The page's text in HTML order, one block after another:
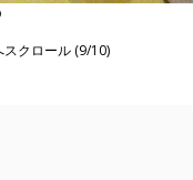
スクロール (9/10)